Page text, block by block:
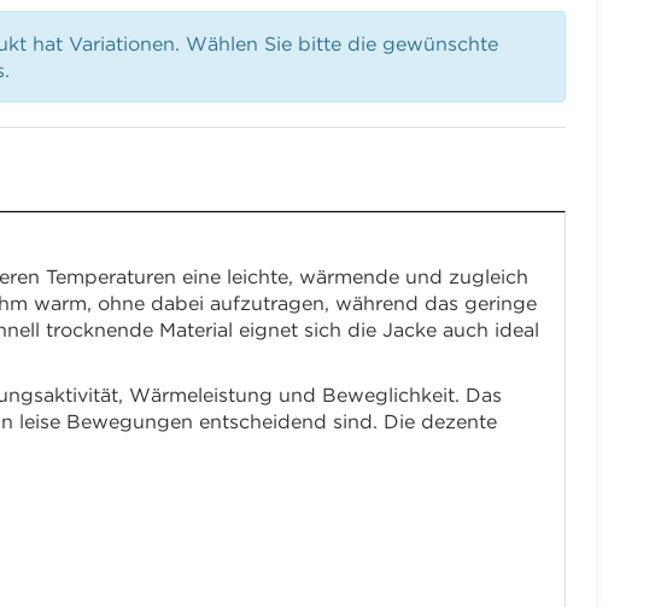
hat Variationen. Wählen Sie bitte die gewünschte
Temperaturen eine leichte, wärmende und zugleich
warm, ohne dabei aufzutragen, während das geringe
trocknende Material eignet sich die Jacke auch ideal
Wärmeleistung und Beweglichkeit. Das
leise Bewegungen entscheidend sind. Die dezente